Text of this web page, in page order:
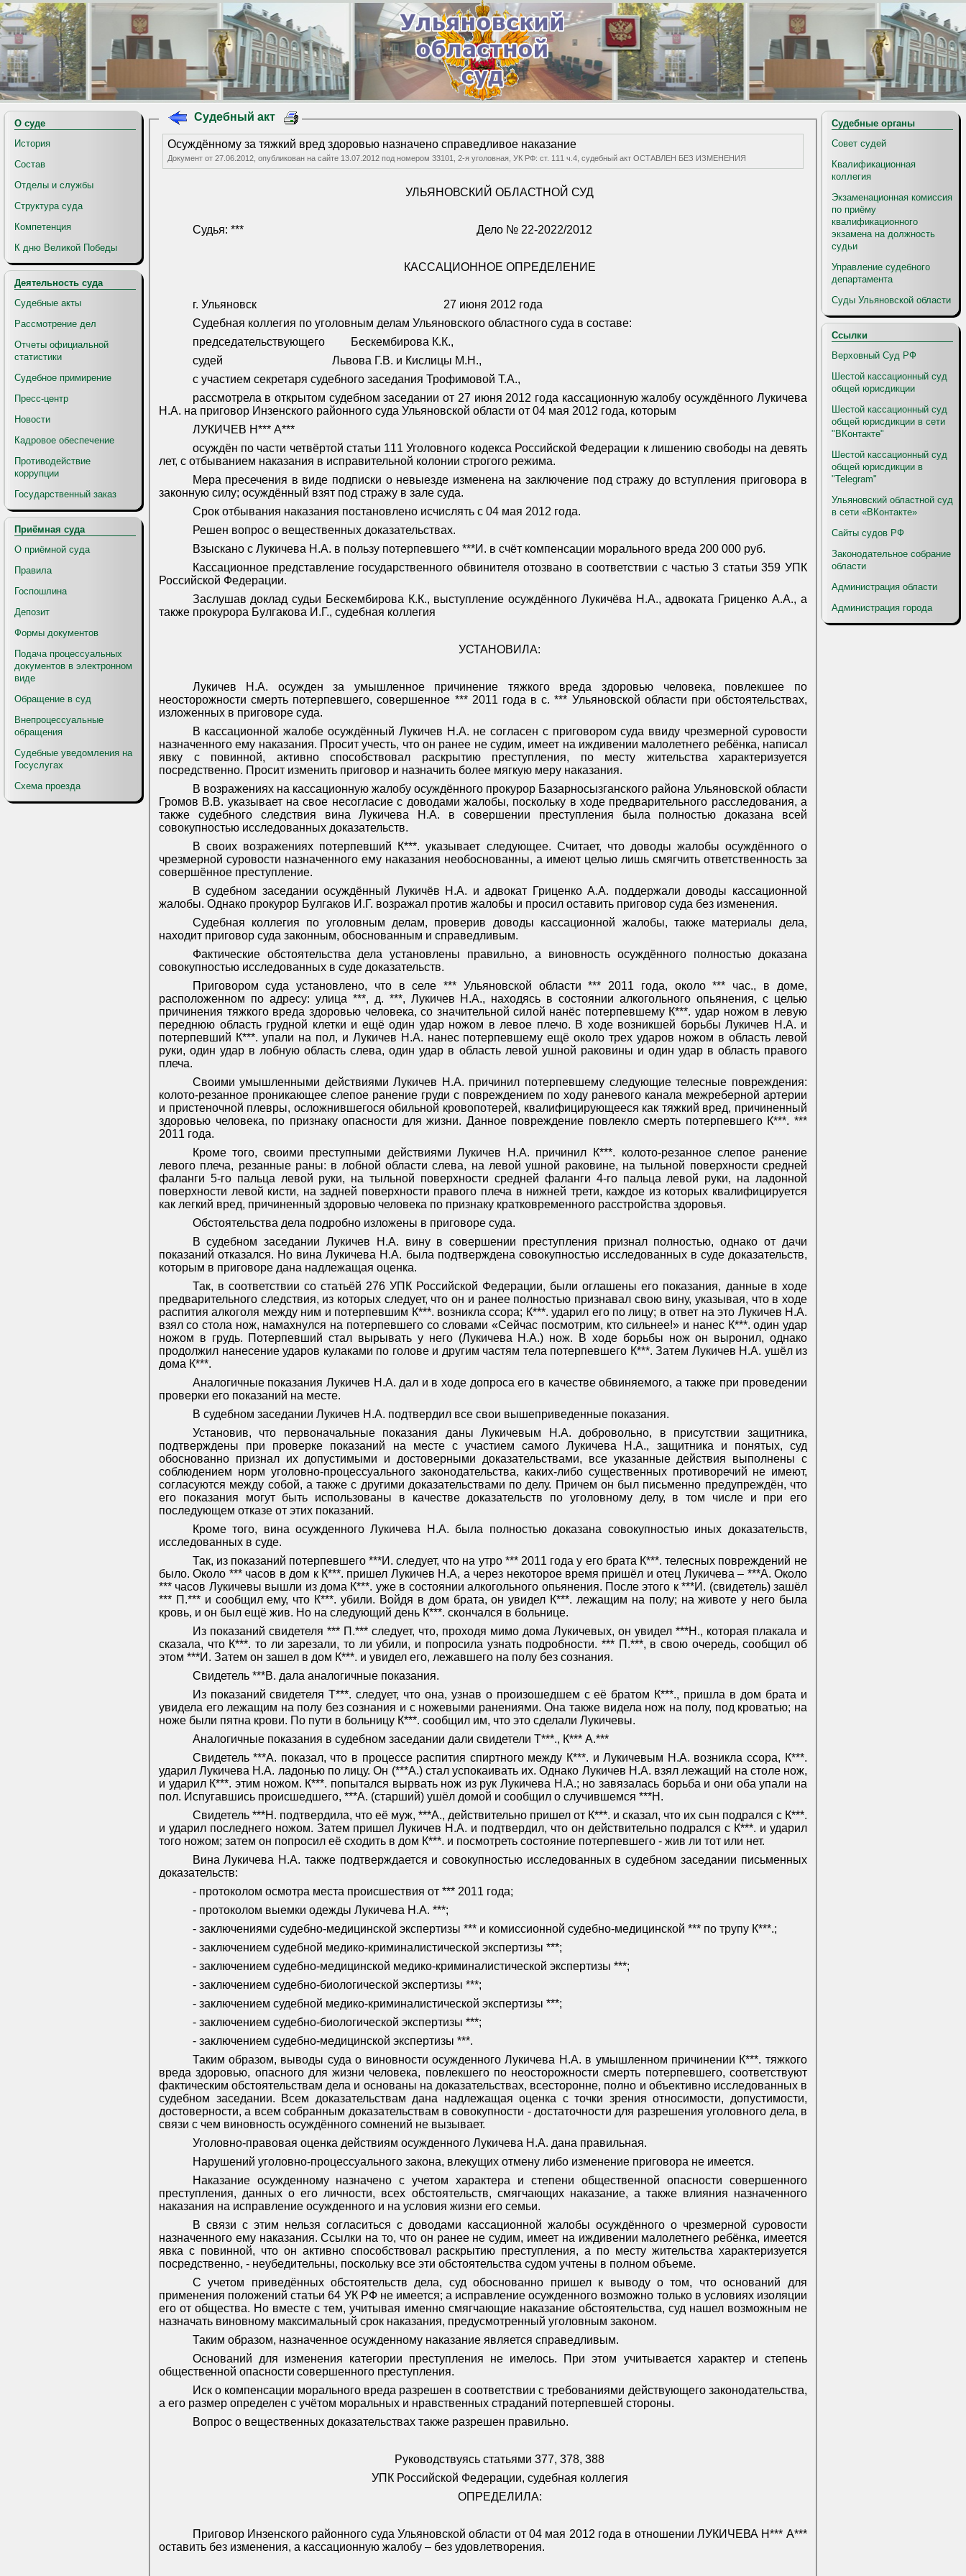
О суде
История
Состав
Отделы и службы
Структура суда
Компетенция
К дню Великой Победы
Деятельность суда
Судебные акты
Рассмотрение дел
Отчеты официальной
статистики
Судебное примирение
Пресс-центр
Новости
Кадровое обеспечение
Противодействие
коррупции
Государственный заказ
Приёмная суда
О приёмной суда
Правила
Госпошлина
Депозит
Формы документов
Подача процессуальных
документов в электронном
виде
Обращение в суд
Внепроцессуальные
обращения
Судебные уведомления на
Госуслугах
Схема проезда
Судебный акт
Осуждённому за тяжкий вред здоровью назначено справедливое наказание
Документ от 27.06.2012, опубликован на сайте 13.07.2012 под номером 33101, 2-я уголовная, УК РФ: ст. 111 ч.4, судебный акт ОСТАВЛЕН БЕЗ ИЗМЕНЕНИЯ
УЛЬЯНОВСКИЙ ОБЛАСТНОЙ СУД
Судья: *** Дело № 22-2022/2012
КАССАЦИОННОЕ ОПРЕДЕЛЕНИЕ
г. Ульяновск
27 июня 2012 года
Судебная коллегия по уголовным делам Ульяновского областного суда в составе:
председательствующего
Бескембирова К.К.,
судей
Львова Г.В. и Кислицы М.Н.,
с участием секретаря судебного заседания Трофимовой Т.А.,
рассмотрела в открытом судебном заседании от 27 июня 2012 года кассационную жалобу осуждённого Лукичева
Н.А. на приговор Инзенского районного суда Ульяновской области от 04 мая 2012 года, которым
ЛУКИЧЕВ Н*** А***
осуждён по части четвёртой статьи 111 Уголовного кодекса Российской Федерации к лишению свободы на девять
лет, с отбыванием наказания в исправительной колонии строгого режима.
Мера пресечения в виде подписки о невыезде изменена на заключение под стражу до вступления приговора в
законную силу; осуждённый взят под стражу в зале суда.
Срок отбывания наказания постановлено исчислять с 04 мая 2012 года.
Решен вопрос о вещественных доказательствах.
Взыскано с Лукичева Н.А. в пользу потерпевшего ***И. в счёт компенсации морального вреда 200 000 руб.
Кассационное представление государственного обвинителя отозвано в соответствии с частью 3 статьи 359 УПК
Российской Федерации.
Заслушав доклад судьи Бескембирова К.К., выступление осуждённого Лукичёва Н.А., адвоката Гриценко А.А., а
также прокурора Булгакова И.Г., судебная коллегия
УСТАНОВИЛА:
Лукичев Н.А. осужден за умышленное причинение тяжкого вреда здоровью человека, повлекшее по
неосторожности смерть потерпевшего, совершенное *** 2011 года в с. *** Ульяновской области при обстоятельствах,
изложенных в приговоре суда.
В кассационной жалобе осуждённый Лукичев Н.А. не согласен с приговором суда ввиду чрезмерной суровости
назначенного ему наказания. Просит учесть, что он ранее не судим, имеет на иждивении малолетнего ребёнка, написал
явку с повинной, активно способствовал раскрытию преступления, по месту жительства характеризуется
посредственно. Просит изменить приговор и назначить более мягкую меру наказания.
В возражениях на кассационную жалобу осуждённого прокурор Базарносызганского района Ульяновской области
Громов В.В. указывает на свое несогласие с доводами жалобы, поскольку в ходе предварительного расследования, а
также судебного следствия вина Лукичева Н.А. в совершении преступления была полностью доказана всей
совокупностью исследованных доказательств.
В своих возражениях потерпевший К***. указывает следующее. Считает, что доводы жалобы осуждённого о
чрезмерной суровости назначенного ему наказания необоснованны, а имеют целью лишь смягчить ответственность за
совершённое преступление.
В судебном заседании осуждённый Лукичёв Н.А. и адвокат Гриценко А.А. поддержали доводы кассационной
жалобы. Однако прокурор Булгаков И.Г. возражал против жалобы и просил оставить приговор суда без изменения.
Судебная коллегия по уголовным делам, проверив доводы кассационной жалобы, также материалы дела,
находит приговор суда законным, обоснованным и справедливым.
Фактические обстоятельства дела установлены правильно, а виновность осуждённого полностью доказана
совокупностью исследованных в суде доказательств.
Приговором суда установлено, что в селе *** Ульяновской области *** 2011 года, около *** час., в доме,
расположенном по адресу: улица ***, д. ***, Лукичев Н.А., находясь в состоянии алкогольного опьянения, с целью
причинения тяжкого вреда здоровью человека, со значительной силой нанёс потерпевшему К***. удар ножом в левую
переднюю область грудной клетки и ещё один удар ножом в левое плечо. В ходе возникшей борьбы Лукичев Н.А. и
потерпевший К***. упали на пол, и Лукичев Н.А. нанес потерпевшему ещё около трех ударов ножом в область левой
руки, один удар в лобную область слева, один удар в область левой ушной раковины и один удар в область правого
плеча.
Своими умышленными действиями Лукичев Н.А. причинил потерпевшему следующие телесные повреждения:
колото-резанное проникающее слепое ранение груди с повреждением по ходу раневого канала межреберной артерии
и пристеночной плевры, осложнившегося обильной кровопотерей, квалифицирующееся как тяжкий вред, причиненный
здоровью человека, по признаку опасности для жизни. Данное повреждение повлекло смерть потерпевшего К***. ***
2011 года.
Кроме того, своими преступными действиями Лукичев Н.А. причинил К***. колото-резанное слепое ранение
левого плеча, резанные раны: в лобной области слева, на левой ушной раковине, на тыльной поверхности средней
фаланги 5-го пальца левой руки, на тыльной поверхности средней фаланги 4-го пальца левой руки, на ладонной
поверхности левой кисти, на задней поверхности правого плеча в нижней трети, каждое из которых квалифицируется
как легкий вред, причиненный здоровью человека по признаку кратковременного расстройства здоровья.
Обстоятельства дела подробно изложены в приговоре суда.
В судебном заседании Лукичев Н.А. вину в совершении преступления признал полностью, однако от дачи
показаний отказался. Но вина Лукичева Н.А. была подтверждена совокупностью исследованных в суде доказательств,
которым в приговоре дана надлежащая оценка.
Так, в соответствии со статьёй 276 УПК Российской Федерации, были оглашены его показания, данные в ходе
предварительного следствия, из которых следует, что он и ранее полностью признавал свою вину, указывая, что в ходе
распития алкоголя между ним и потерпевшим К***. возникла ссора; К***. ударил его по лицу; в ответ на это Лукичев Н.А.
взял со стола нож, намахнулся на потерпевшего со словами «Сейчас посмотрим, кто сильнее!» и нанес К***. один удар
ножом в грудь. Потерпевший стал вырывать у него (Лукичева Н.А.) нож. В ходе борьбы нож он выронил, однако
продолжил нанесение ударов кулаками по голове и другим частям тела потерпевшего К***. Затем Лукичев Н.А. ушёл из
дома К***.
Аналогичные показания Лукичев Н.А. дал и в ходе допроса его в качестве обвиняемого, а также при проведении
проверки его показаний на месте.
В судебном заседании Лукичев Н.А. подтвердил все свои вышеприведенные показания.
Установив, что первоначальные показания даны Лукичевым Н.А. добровольно, в присутствии защитника,
подтверждены при проверке показаний на месте с участием самого Лукичева Н.А., защитника и понятых, суд
обоснованно признал их допустимыми и достоверными доказательствами, все указанные действия выполнены с
соблюдением норм уголовно-процессуального законодательства, каких-либо существенных противоречий не имеют,
согласуются между собой, а также с другими доказательствами по делу. Причем он был письменно предупреждён, что
его показания могут быть использованы в качестве доказательств по уголовному делу, в том числе и при его
последующем отказе от этих показаний.
Кроме того, вина осужденного Лукичева Н.А. была полностью доказана совокупностью иных доказательств,
исследованных в суде.
Так, из показаний потерпевшего ***И. следует, что на утро *** 2011 года у его брата К***. телесных повреждений не
было. Около *** часов в дом к К***. пришел Лукичев Н.А, а через некоторое время пришёл и отец Лукичева – ***А. Около
*** часов Лукичевы вышли из дома К***. уже в состоянии алкогольного опьянения. После этого к ***И. (свидетель) зашёл
*** П.*** и сообщил ему, что К***. убили. Войдя в дом брата, он увидел К***. лежащим на полу; на животе у него была
кровь, и он был ещё жив. Но на следующий день К***. скончался в больнице.
Из показаний свидетеля *** П.*** следует, что, проходя мимо дома Лукичевых, он увидел ***Н., которая плакала и
сказала, что К***. то ли зарезали, то ли убили, и попросила узнать подробности. *** П.***, в свою очередь, сообщил об
этом ***И. Затем он зашел в дом К***. и увидел его, лежавшего на полу без сознания.
Свидетель ***В. дала аналогичные показания.
Из показаний свидетеля Т***. следует, что она, узнав о произошедшем с её братом К***., пришла в дом брата и
увидела его лежащим на полу без сознания и с ножевыми ранениями. Она также видела нож на полу, под кроватью; на
ноже были пятна крови. По пути в больницу К***. сообщил им, что это сделали Лукичевы.
Аналогичные показания в судебном заседании дали свидетели Т***., К*** А.***
Свидетель ***А. показал, что в процессе распития спиртного между К***. и Лукичевым Н.А. возникла ссора, К***.
ударил Лукичева Н.А. ладонью по лицу. Он (***А.) стал успокаивать их. Однако Лукичев Н.А. взял лежащий на столе нож,
и ударил К***. этим ножом. К***. попытался вырвать нож из рук Лукичева Н.А.; но завязалась борьба и они оба упали на
пол. Испугавшись происшедшего, ***А. (старший) ушёл домой и сообщил о случившемся ***Н.
Свидетель ***Н. подтвердила, что её муж, ***А., действительно пришел от К***. и сказал, что их сын подрался с К***.
и ударил последнего ножом. Затем пришел Лукичев Н.А. и подтвердил, что он действительно подрался с К***. и ударил
того ножом; затем он попросил её сходить в дом К***. и посмотреть состояние потерпевшего - жив ли тот или нет.
Вина Лукичева Н.А. также подтверждается и совокупностью исследованных в судебном заседании письменных
доказательств:
‑ протоколом осмотра места происшествия от *** 2011 года;
‑ протоколом выемки одежды Лукичева Н.А. ***;
‑ заключениями судебно-медицинской экспертизы *** и комиссионной судебно-медицинской *** по трупу К***.;
‑ заключением судебной медико-криминалистической экспертизы ***;
‑ заключением судебно-медицинской медико-криминалистической экспертизы ***;
‑ заключением судебно-биологической экспертизы ***;
‑ заключением судебной медико-криминалистической экспертизы ***;
‑ заключением судебно-биологической экспертизы ***;
‑ заключением судебно-медицинской экспертизы ***.
Таким образом, выводы суда о виновности осужденного Лукичева Н.А. в умышленном причинении К***. тяжкого
вреда здоровью, опасного для жизни человека, повлекшего по неосторожности смерть потерпевшего, соответствуют
фактическим обстоятельствам дела и основаны на доказательствах, всесторонне, полно и объективно исследованных в
судебном заседании. Всем доказательствам дана надлежащая оценка с точки зрения относимости, допустимости,
достоверности, а всем собранным доказательствам в совокупности - достаточности для разрешения уголовного дела, в
связи с чем виновность осуждённого сомнений не вызывает.
Уголовно-правовая оценка действиям осужденного Лукичева Н.А. дана правильная.
Нарушений уголовно-процессуального закона, влекущих отмену либо изменение приговора не имеется.
Наказание осужденному назначено с учетом характера и степени общественной опасности совершенного
преступления, данных о его личности, всех обстоятельств, смягчающих наказание, а также влияния назначенного
наказания на исправление осужденного и на условия жизни его семьи.
В связи с этим нельзя согласиться с доводами кассационной жалобы осуждённого о чрезмерной суровости
назначенного ему наказания. Ссылки на то, что он ранее не судим, имеет на иждивении малолетнего ребёнка, имеется
явка с повинной, что он активно способствовал раскрытию преступления, а по месту жительства характеризуется
посредственно, - неубедительны, поскольку все эти обстоятельства судом учтены в полном объеме.
С учетом приведённых обстоятельств дела, суд обоснованно пришел к выводу о том, что оснований для
применения положений статьи 64 УК РФ не имеется; а исправление осужденного возможно только в условиях изоляции
его от общества. Но вместе с тем, учитывая именно смягчающие наказание обстоятельства, суд нашел возможным не
назначать виновному максимальный срок наказания, предусмотренный уголовным законом.
Таким образом, назначенное осужденному наказание является справедливым.
Оснований для изменения категории преступления не имелось. При этом учитывается характер и степень
общественной опасности совершенного преступления.
Иск о компенсации морального вреда разрешен в соответствии с требованиями действующего законодательства,
а его размер определен с учётом моральных и нравственных страданий потерпевшей стороны.
Вопрос о вещественных доказательствах также разрешен правильно.
Руководствуясь статьями 377, 378, 388
УПК Российской Федерации, судебная коллегия
ОПРЕДЕЛИЛА:
Приговор Инзенского районного суда Ульяновской области от 04 мая 2012 года в отношении ЛУКИЧЕВА Н*** А***
оставить без изменения, а кассационную жалобу – без удовлетворения.
Судебные органы
Совет судей
Квалификационная
коллегия
Экзаменационная комиссия
по приёму
квалификационного
экзамена на должность
судьи
Управление судебного
департамента
Суды Ульяновской области
Ссылки
Верховный Суд РФ
Шестой кассационный суд
общей юрисдикции
Шестой кассационный суд
общей юрисдикции в сети
"ВКонтакте"
Шестой кассационный суд
общей юрисдикции в
"Telegram"
Ульяновский областной суд
в сети «ВКонтакте»
Сайты судов РФ
Законодательное собрание
области
Администрация области
Администрация города